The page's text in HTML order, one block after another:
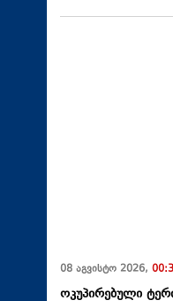
08 აგვისტო 2026,
ოკუპირებული